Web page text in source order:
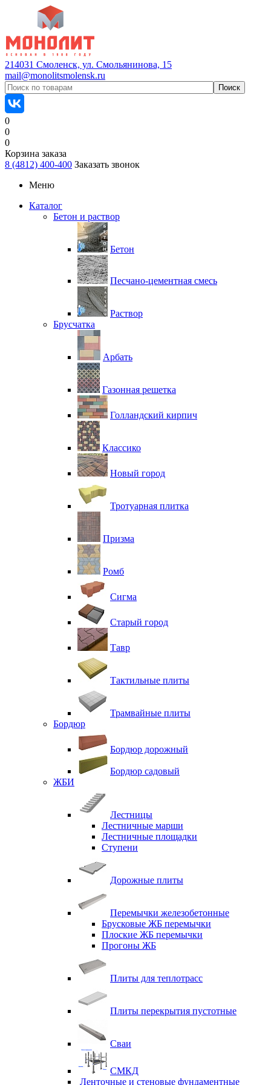
214031 Смоленск, ул. Смольянинова, 15
mail@monolitsmolensk.ru
0
0
0
Корзина заказа
8 (4812) 400-400 Заказать звонок
Меню
Каталог
Бетон и раствор
Бетон
Песчано-цементная смесь
Раствор
Брусчатка
Арбать
Газонная решетка
Голландский кирпич
Классико
Новый город
Тротуарная плитка
Призма
Ромб
Сигма
Старый город
Тавр
Тактильные плиты
Трамвайные плиты
Бордюр
Бордюр дорожный
Бордюр садовый
ЖБИ
Лестницы
Лестничные марши
Лестничные площадки
Ступени
Дорожные плиты
Перемычки железобетонные
Брусковые ЖБ перемычки
Плоские ЖБ перемычки
Прогоны ЖБ
Плиты для теплотрасс
Плиты перекрытия пустотные
Сваи
СМКД
Ленточные и стеновые фундаментные